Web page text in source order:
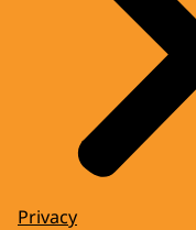
Privacy